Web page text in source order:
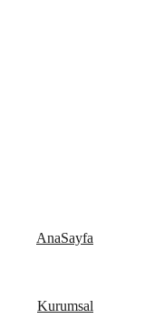
As Tarım
AnaSayfa
Kurumsal